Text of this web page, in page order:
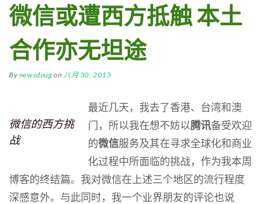
微信或遭西方抵触 本土
合作亦无坦途
By newsdoug on 八月 30, 2013
微信的西方挑
战
最近几天，我去了香港、台湾和澳
门，所以我在想不妨以腾讯备受欢迎
的微信服务及其在寻求全球化和商业
化过程中所面临的挑战，作为我本周
博客的终结篇。我对微信在上述三个地区的流行程度
深感意外。与此同时，我一个业界朋友的评论也说